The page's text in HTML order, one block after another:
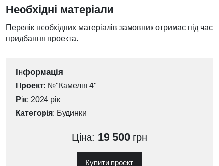
Необхідні матеріали
Перелік необхідних матеріалів замовник отримає під час
придбання проекта.
Інформація
Проект: №"Камелія 4"
Рік: 2024 рік
Категорія: Будинки
Ціна: 19 500 грн
Купити проект